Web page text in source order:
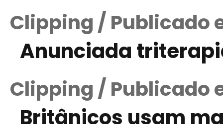
Clipping / Publicado
Anunciada
Clipping / Publicado
Britânicos usam